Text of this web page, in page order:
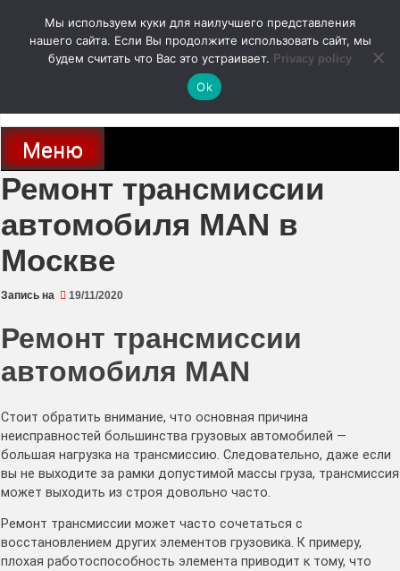
содержимому
autodoc24.ru
Новости про современные автомобили и не только, новинки зарубежного
и отечественного автопрома
Меню
Ремонт трансмиссии
автомобиля MAN в
Москве
Запись на 19/11/2020
Ремонт трансмиссии
автомобиля MAN
Стоит обратить внимание, что основная причина
неисправностей большинства грузовых автомобилей —
большая нагрузка на трансмиссию. Следовательно, даже если
вы не выходите за рамки допустимой массы груза, трансмиссия
может выходить из строя довольно часто.
Ремонт трансмиссии может часто сочетаться с
восстановлением других элементов грузовика. К примеру,
плохая работоспособность элемента приводит к тому, что
Мы используем куки для наилучшего представления
нашего сайта. Если Вы продолжите использовать сайт, мы
будем считать что Вас это устраивает. Privacy policy
Ok